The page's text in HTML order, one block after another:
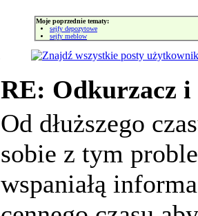
Moje poprzednie tematy:
sejfy depozytowe
sejfy meblow
RE: Odkurzacz i
Od dłuższego
sobie z tym
wspaniałą